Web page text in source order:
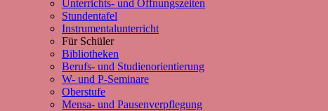
Unterrichts- und Öffnungszeiten
Stundentafel
Instrumentalunterricht
Für Schüler
Bibliotheken
Berufs- und Studienorientierung
W- und P-Seminare
Oberstufe
Mensa- und Pausenverpflegung